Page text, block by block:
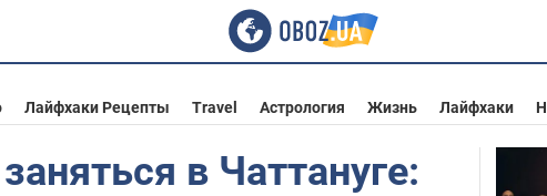
Лайфхаки Рецепты Travel Астрология Жизнь Лайфхаки
в Чаттануге: